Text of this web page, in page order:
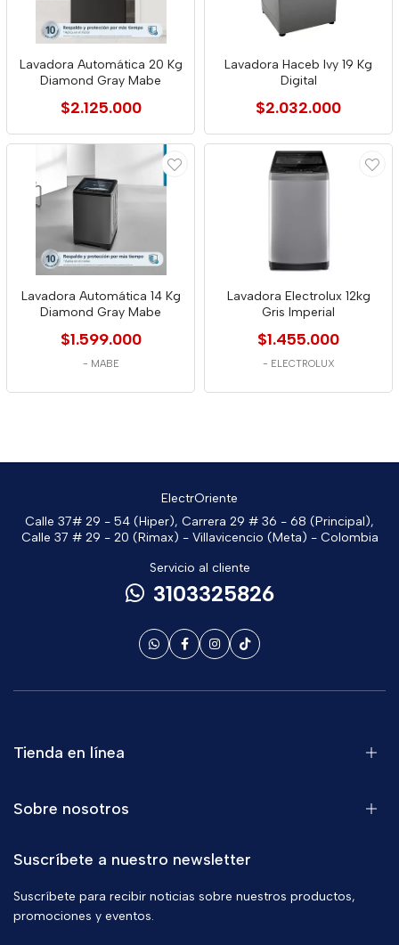
Lavadora Automática 20 Kg
Diamond Gray Mabe
$2.125.000
Lavadora Haceb Ivy 19 Kg
Digital
$2.032.000
Lavadora Automática 14 Kg
Diamond Gray Mabe
$1.599.000
- MABE
Lavadora Electrolux 12kg
Gris Imperial
$1.455.000
- ELECTROLUX
ElectrOriente
Calle 37# 29 - 54 (Hiper), Carrera 29 # 36 - 68 (Principal),
Calle 37 # 29 - 20 (Rimax) - Villavicencio (Meta) - Colombia
Servicio al cliente
3103325826
Tienda en línea
Sobre nosotros
Suscríbete a nuestro newsletter
Suscríbete para recibir noticias sobre nuestros productos,
promociones y eventos.